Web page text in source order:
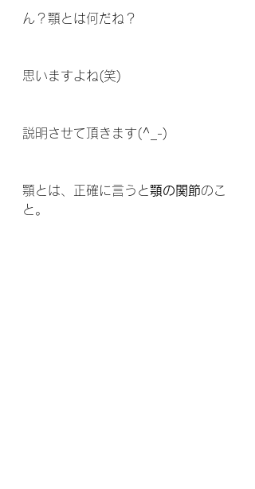
ん？顎とは何だね？
思いますよね(笑)
説明させて頂きます(^_-)
顎とは、正確に言うと顎の関節のこ
と。